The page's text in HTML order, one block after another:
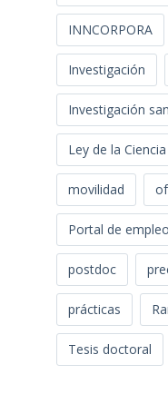
INNCORPORA
Investigación
Investigación
Ley de la Ciencia
movilidad
Portal de
postdoc
prácticas
Tesis doctoral